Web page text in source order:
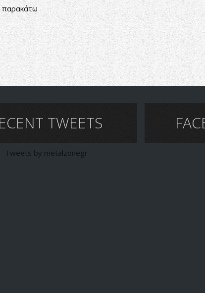
παρακάτω
TWEETS
Tweets by metalzonegr